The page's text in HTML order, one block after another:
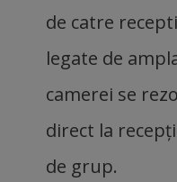
de catre
legate de
camerei se
direct la
de grup.